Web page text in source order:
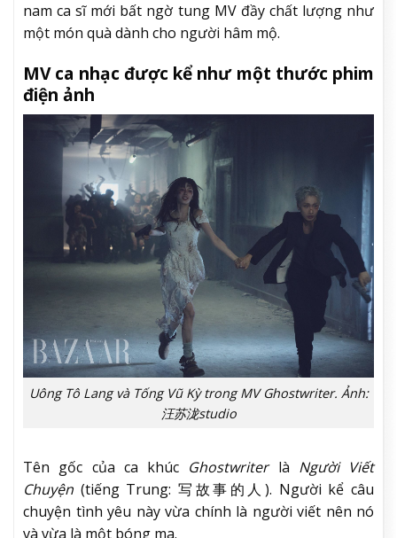
nam ca sĩ mới bất ngờ tung MV đầy chất lượng như
một món quà dành cho người hâm mộ.
MV ca nhạc được kể như một thước phim
điện ảnh
Uông Tô Lang và Tống Vũ Kỳ trong MV Ghostwriter. Ảnh:
汪苏泷studio
Tên gốc của ca khúc Ghostwriterlà Người Viết
Chuyện (tiếng Trung: 写故事的人). Người kể câu
chuyện tình yêu này vừa chính là người viết nên nó
và vừa là một bóng ma.